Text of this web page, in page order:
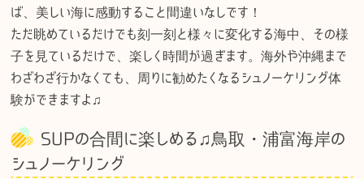
ば、美しい海に感動すること間違いなしです！
ただ眺めているだけでも刻一刻と様々に変化する海中、その様
子を見ているだけで、楽しく時間が過ぎます。海外や沖縄まで
わざわざ行かなくても、周りに勧めたくなるシュノーケリング体
験ができますよ♫
SUPの合間に楽しめる♫鳥取・浦富海岸の
シュノーケリング